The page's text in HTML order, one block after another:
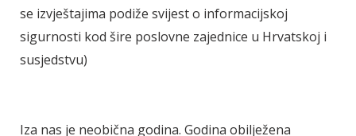
se izvještajima podiže svijest o informacijskoj
sigurnosti kod šire poslovne zajednice u Hrvatskoj i
susjedstvu)
Iza nas je neobična godina. Godina obilježena